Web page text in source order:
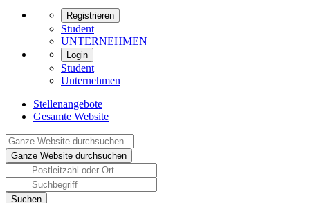
Registrieren
Student
UNTERNEHMEN
Login
Student
Unternehmen
Stellenangebote
Gesamte Website